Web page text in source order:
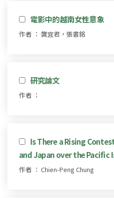
電影中的越南女性意象
作者 ： 龔宜君，張書銘
研究論文
作者 ：
Is There a Rising
and Japan over the Pacific
作者 ： Chien-Peng Chung